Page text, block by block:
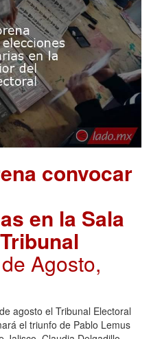
convocar
en la Sala
Agosto,
agosto el Tribunal Electoral
el triunfo de Pablo Lemus